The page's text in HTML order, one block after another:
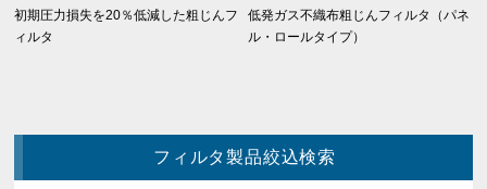
初期圧力損失を20％低減した粗じんフ
ィルタ
低発ガス不織布粗じんフィルタ（パネ
ル・ロールタイプ）
フィルタ製品絞込検索